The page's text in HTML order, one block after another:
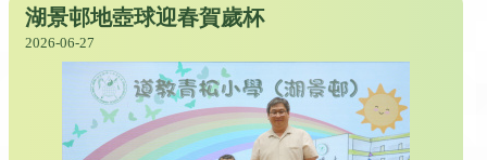
湖景邨地壺球迎春賀歲杯
2026-06-27